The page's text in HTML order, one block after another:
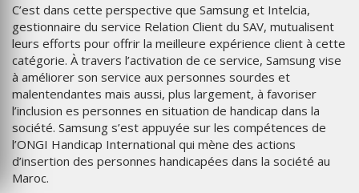
C’est dans cette perspective que Samsung et Intelcia,
gestionnaire du service Relation Client du SAV, mutualisent
leurs efforts pour offrir la meilleure expérience client à cette
catégorie. À travers l’activation de ce service, Samsung vise
à améliorer son service aux personnes sourdes et
malentendantes mais aussi, plus largement, à favoriser
l’inclusion es personnes en situation de handicap dans la
société. Samsung s’est appuyée sur les compétences de
l’ONGI Handicap International qui mène des actions
d’insertion des personnes handicapées dans la société au
Maroc.